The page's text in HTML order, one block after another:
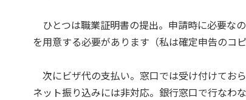
ひとつは職業証明書の提出。申請時に必要な
を用意する必要があります（私は確定申告のコ
次にビザ代の支払い。窓口では受け付けてお
ネット振り込みには非対応。銀行窓口で行なわ